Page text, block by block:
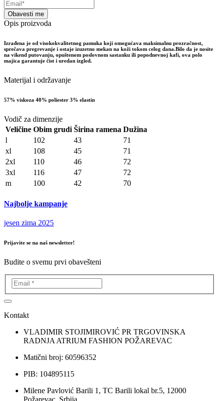
Obavesti me
Opis proizvoda
Izrađena je od visokokvalitetnog pamuka koji omogućava maksimalnu prozračnost,
sprečava pregrevanje i ostaje izuzetno mekan na koži tokom celog dana.Bilo da je nosite
na vikend putovanju, opuštenom poslovnom sastanku ili popodnevnoj kafi, ova polo
majica garantuje čist i uredan izgled.
Materijal i održavanje
57% viskoza 40% poliester 3% elastin
Vodič za dimenzije
Veličine Obim grudi Širina ramena Dužina
l
102 43
71
xl
108 45
71
2xl
110 46
72
3xl
116 47
72
m
100 42 70
Najbolje kampanje
jesen zima 2025
Prijavite se na naš newsletter!
Budite o svemu prvi obavešteni
Kontakt
VLADIMIR STOJIMIROVIĆ PR TRGOVINSKA
RADNJA ATRIUM FASHION POŽAREVAC
Matični broj: 60596352
PIB: 104895115
Milene Pavlović Barili 1, TC Barili lokal br.5, 12000
Požarevac, Srbija